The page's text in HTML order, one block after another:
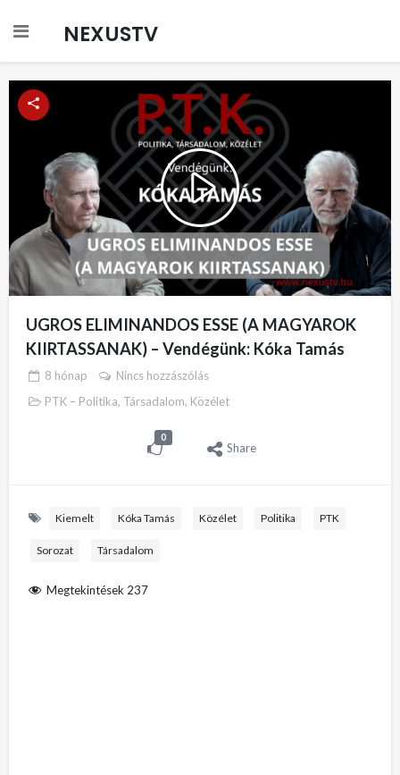
NEXUSTV
Play
Video
UGROS ELIMINANDOS ESSE (A MAGYAROK
KIIRTASSANAK) – Vendégünk: Kóka Tamás
8 hónap
Nincs hozzászólás
PTK – Politika, Társadalom, Közélet
0
Share
Kiemelt Kóka Tamás Közélet Politika PTK
Sorozat Társadalom
Megtekintések 237